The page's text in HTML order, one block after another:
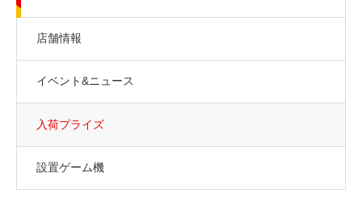
店舗情報
イベント&ニュース
入荷プライズ
設置ゲーム機